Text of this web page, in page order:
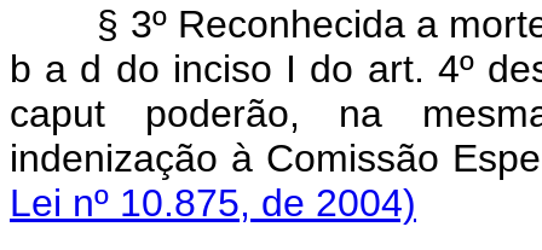
§ 3º Reconhecida a
b a d do inciso I do art. 4º
caput poderão, na
indenização à
Lei nº 10.875, de 2004)